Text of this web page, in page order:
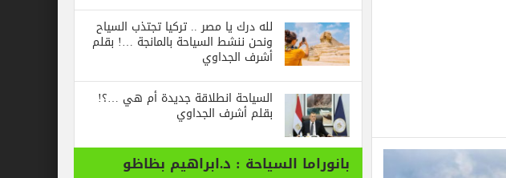
لله درك يا مصر .. تركيا تجتذب السياح
ونحن ننشط السياحة بالمانجة …! بقلم
أشرف الجداوي
السياحة انطلاقة جديدة أم هي …؟!
بقلم أشرف الجداوي
بانوراما السياحة : د.ابراهيم بظاظو